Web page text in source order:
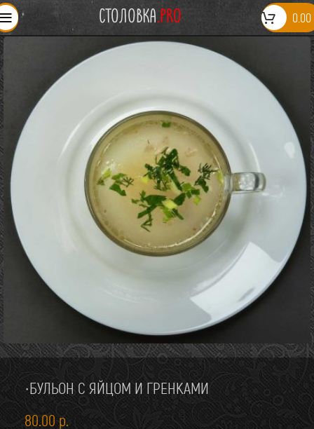
СТОЛОВКА.PRO 0.00
·БУЛЬОН С ЯЙЦОМ И ГРЕНКАМИ
80.00р.